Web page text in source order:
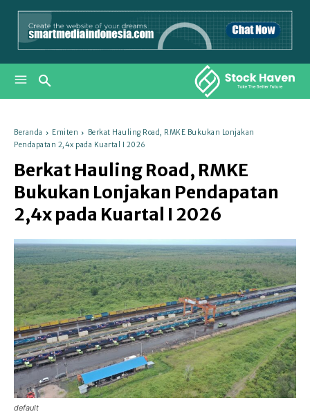
Beranda Emiten
Berkat Hauling Road, RMKE Bukukan Lonjakan
Pendapatan 2,4x pada Kuartal I 2026
Berkat Hauling Road, RMKE
Bukukan Lonjakan Pendapatan
2,4x pada Kuartal I 2026
default